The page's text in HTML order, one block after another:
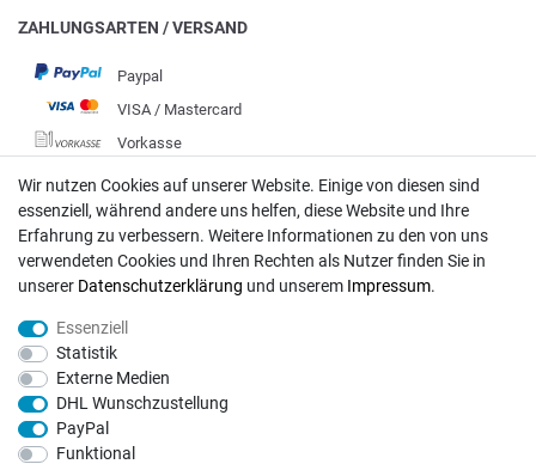
ZAHLUNGSARTEN / VERSAND
Paypal
VISA / Mastercard
Vorkasse
DHL
Deutsche Post
Bei Fragen wenden Sie sich direkt an unser Service-Team.
info@rasentraktoren-motoren.de
MA-Versand GmbH, 53925 Kall, In der Laach 1-3
Wir nutzen Cookies auf unserer Website. Einige von diesen sind
essenziell, während andere uns helfen, diese Website und Ihre
Erfahrung zu verbessern. Weitere Informationen zu den von uns
verwendeten Cookies und Ihren Rechten als Nutzer finden Sie in
unserer Daten­schutz­erklärung und unserem Impressum.
Essenziell
Statistik
Externe Medien
DHL Wunschzustellung
PayPal
Funktional